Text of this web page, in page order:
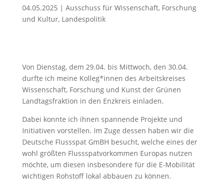
04.05.2025 | Ausschuss für Wissenschaft, Forschung
und Kultur, Landespolitik
Von Dienstag, dem 29.04. bis Mittwoch, den 30.04.
durfte ich meine Kolleg*innen des Arbeitskreises
Wissenschaft, Forschung und Kunst der Grünen
Landtagsfraktion in den Enzkreis einladen.
Dabei konnte ich ihnen spannende Projekte und
Initiativen vorstellen. Im Zuge dessen haben wir die
Deutsche Flussspat GmBH besucht, welche eines der
wohl größten Flussspatvorkommen Europas nutzen
möchte, um diesen insbesondere für die E-Mobilität
wichtigen Rohstoff lokal abbauen zu können.